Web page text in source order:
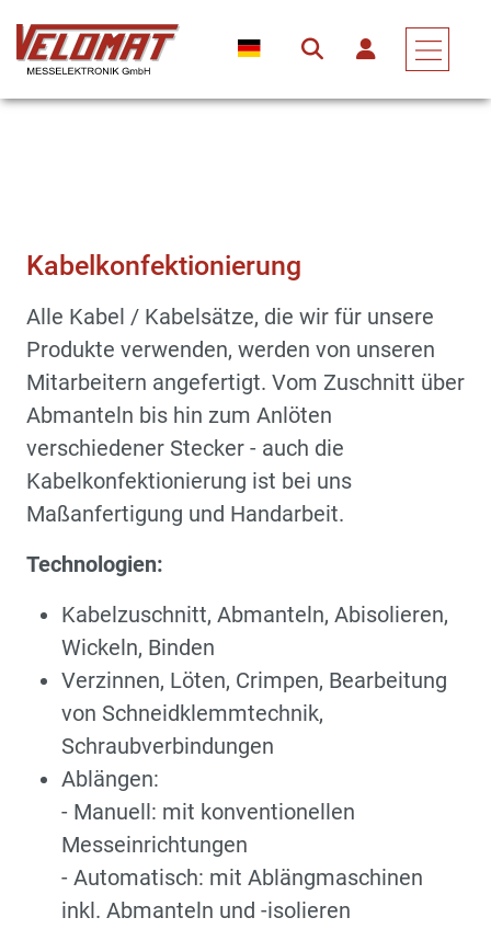
Kabelkonfektionierung
Alle Kabel / Kabelsätze, die wir für unsere
Produkte verwenden, werden von unseren
Mitarbeitern angefertigt. Vom Zuschnitt über
Abmanteln bis hin zum Anlöten
verschiedener Stecker - auch die
Kabelkonfektionierung ist bei uns
Maßanfertigung und Handarbeit.
Technologien:
Kabelzuschnitt, Abmanteln, Abisolieren,
Wickeln, Binden
Verzinnen, Löten, Crimpen, Bearbeitung
von Schneidklemmtechnik,
Schraubverbindungen
Ablängen:
- Manuell: mit konventionellen
Messeinrichtungen
- Automatisch: mit Ablängmaschinen
inkl. Abmanteln und -isolieren